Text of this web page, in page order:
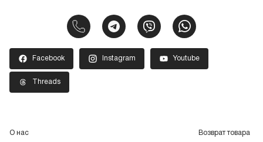
Facebook Instagram Youtube
Threads
О нас Возврат товара